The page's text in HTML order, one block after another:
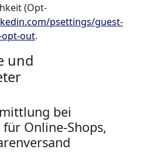
(Opt-
psettings/guest-
out.
und
bei
Online-Shops,